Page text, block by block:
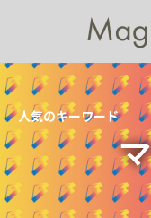
人気のキーワード